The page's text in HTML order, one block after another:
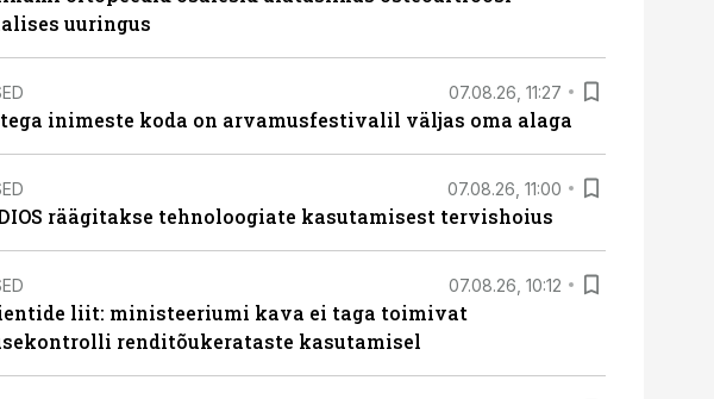
uuringus
07.08.26, 11:27
inimeste koda on arvamusfestivalil väljas oma alaga
07.08.26, 11:00
räägitakse tehnoloogiate kasutamisest tervishoius
07.08.26, 10:12
liit: ministeeriumi kava ei taga toimivat
renditõukerataste kasutamisel